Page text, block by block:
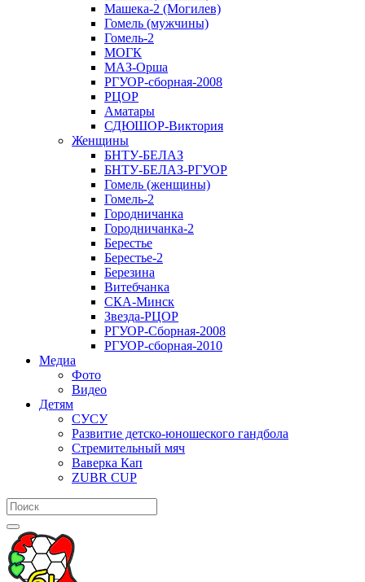
Машека-2 (Могилев)
Гомель (мужчины)
Гомель-2
МОГК
МАЗ-Орша
РГУОР-сборная-2008
РЦОР
Аматары
СДЮШОР-Виктория
Женщины
БНТУ-БЕЛАЗ
БНТУ-БЕЛАЗ-РГУОР
Гомель (женщины)
Гомель-2
Городничанка
Городничанка-2
Берестье
Берестье-2
Березина
Витебчанка
СКА-Минск
Звезда-РЦОР
РГУОР-Сборная-2008
РГУОР-сборная-2010
Медиа
Фото
Видео
Детям
СУСУ
Развитие детско-юношеского гандбола
Стремительный мяч
Ваверка Кап
ZUBR CUP